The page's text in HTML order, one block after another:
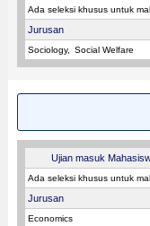
Ada seleksi khusus untuk
Jurusan
Sociology Social Welfare
Ujian masuk
Ada seleksi khusus untuk
Jurusan
Economics